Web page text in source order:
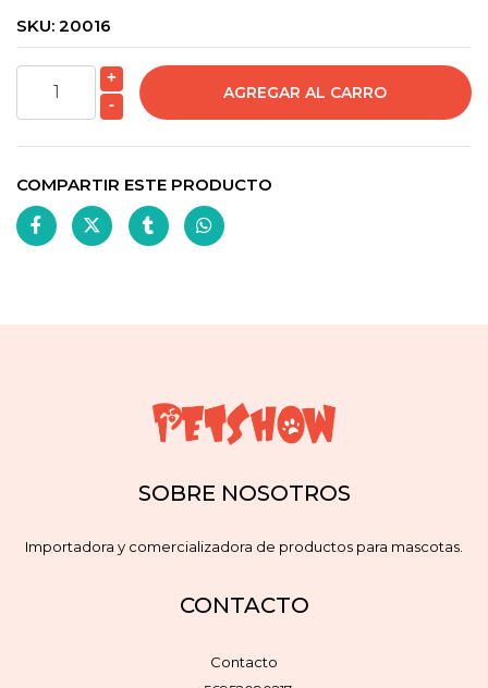
SKU: 20016
+
-
COMPARTIR ESTE PRODUCTO
SOBRE NOSOTROS
Importadora y comercializadora de productos para mascotas.
CONTACTO
Contacto